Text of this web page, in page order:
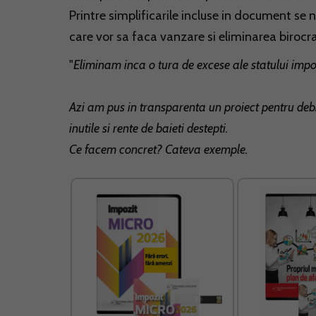
Printre simplificarile incluse in document se
care vor sa faca vanzare si eliminarea
"Eliminam inca o tura de excese ale statului
Azi am pus in transparenta un proiect pentru
inutile si rente de baieti destepti.
Ce facem concret? Cateva exemple.